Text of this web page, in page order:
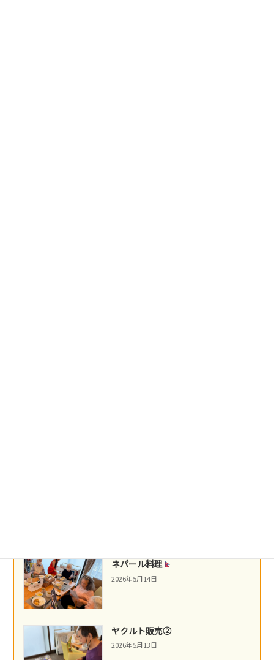
ネパール料理
2026年5月14日
ヤクルト販売②
2026年5月13日